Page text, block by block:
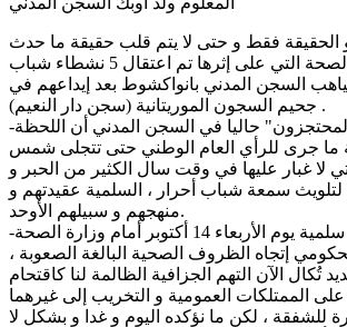
و الحقيقة فقط و حتى لا يتم قلب حقيقة ما حدث
خلال وقفة وزارة الصحة التي على إثرها تم اعتقال 5 نشطاء شباب
السجن المدني بانواكشوط بعد إيداعهم في
جحيم السجون الموريتانية (سجن دار النعيم) .
-إننا نرى و نحن "المحتجزون" حاليا في السجن المدني أن اللحظة
ما جرى للرأي العام الوطني حتى تتجلى شمس
لا غبار عليها في وقت سال الكثير من الحبر و
لتلويث سمعة شباب أحرار ، السلمية عقيدتهم و
منهجهم و سبيلهم الأوحد.
-نعم نظمنا وقفة سلمية يوم الأربعاء 14 أكتوبر أمام وزارة الصحة
إتجاه الظروف الصحية البالغة الصعوبة ،
تُكال الآن التهم الجزافية الظالمة لنا كاقتحام
على الممتلكات العمومية و التخريب إلى غيرهما
للشفقة ، لكن ما نؤكده اليوم و غدا و بشكل لا